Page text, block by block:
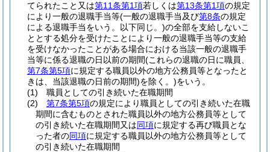
てられたこと又は第11条第1項若しくは第13条第1項の規定
により一般の退職手当等(一般の退職手当及び第8条の規定
による退職手当をいう。以下同じ。)の全部を支給しないこ
ととする処分を受けたことにより一般の退職手当等の支給
を受けなかったことがある場合における当該一般の退職手
当等に係る退職の日以前の期間(これらの退職の日に職員、
第7条第5項に規定する職員以外の地方公務員等となったと
きは、当該退職の日前の期間)を除く。)をいう。
(1)
職員としての引き続いた在職期間
(2)
第7条第5項の規定により職員としての引き続いた在職
期間に含むものとされた職員以外の地方公務員等として
の引き続いた在職期間又は同項に規定する再び職員とな
った者の同項に規定する職員以外の地方公務員等として
の引き続いた在職期間